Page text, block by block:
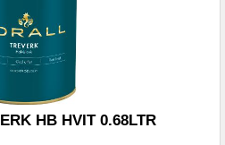
HB HVIT 0.68LTR